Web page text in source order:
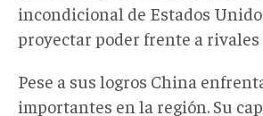
incondicional de Estados
proyectar poder frente a
Pese a sus logros China
importantes en la región. Su